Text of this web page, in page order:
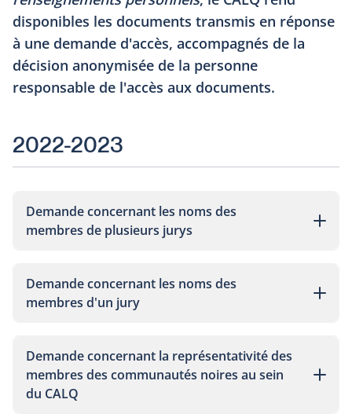
disponibles les documents transmis en réponse
à une demande d'accès, accompagnés de la
décision anonymisée de la personne
responsable de l'accès aux documents.
2022-2023
Demande concernant les noms des
membres de plusieurs jurys
Demande concernant les noms des
membres d'un jury
Demande concernant la représentativité des
membres des communautés noires au sein
du CALQ